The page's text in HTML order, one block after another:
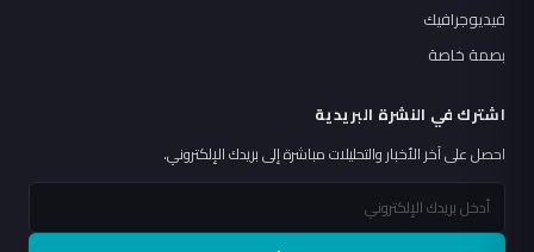
فيديوجرافيك
بصمة خاصة
اشترك في النشرة البريدية
احصل على آخر الأخبار والتحليلات مباشرة إلى بريدك الإلكتروني.